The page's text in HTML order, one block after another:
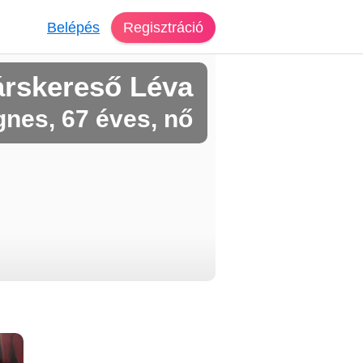
Belépés Regisztráció
Léva
67 éves, nő